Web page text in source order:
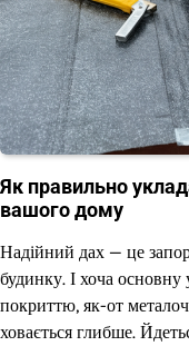
Як правильно
вашого дому
Надійний дах — це
будинку. І хоча
покриттю, як-от
ховається глибше.